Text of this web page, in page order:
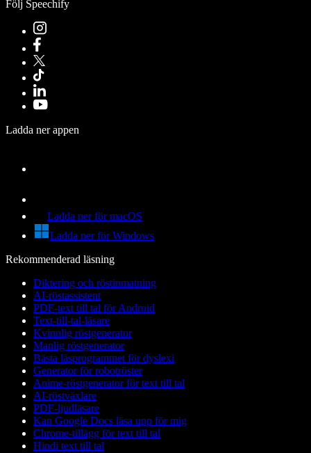
Följ Speechify
Ladda ner appen
Ladda ner för macOS
Ladda ner för Windows
Rekommenderad läsning
Diktering och röstinmatning
AI-röstassistent
PDF-text till tal för Android
Text-till-tal-läsare
Kvinnlig röstgenerator
Manlig röstgenerator
Bästa läsprogrammet för dyslexi
Generator för robotröster
Anime-röstgenerator för text till tal
AI-röstväxlare
PDF-ljudläsare
Kan Google Docs läsa upp för mig
Chrome-tillägg för text till tal
Hindi text till tal